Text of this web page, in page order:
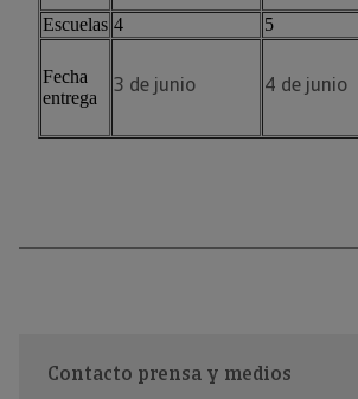
Escuelas 4 5
Fecha
entrega
3 de junio 4 de junio
Contacto prensa y medios